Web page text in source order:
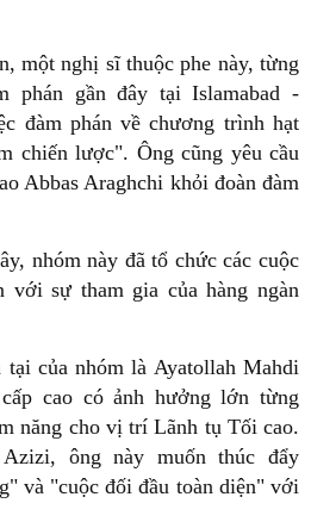
một nghị sĩ thuộc phe này, từng
phán gần đây tại Islamabad -
đàm phán về chương trình hạt
chiến lược". Ông cũng yêu cầu
Abbas Araghchi khỏi đoàn đàm
nhóm này đã tổ chức các cuộc
với sự tham gia của hàng ngàn
của nhóm là Ayatollah Mahdi
cao có ảnh hưởng lớn từng
năng cho vị trí Lãnh tụ Tối cao.
ông này muốn thúc đẩy
và "cuộc đối đầu toàn diện" với